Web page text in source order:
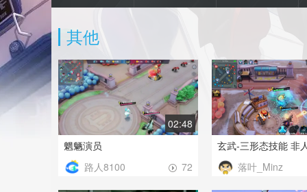
其他
02:48
魍魉演员
72
路人8100 落叶_Minz